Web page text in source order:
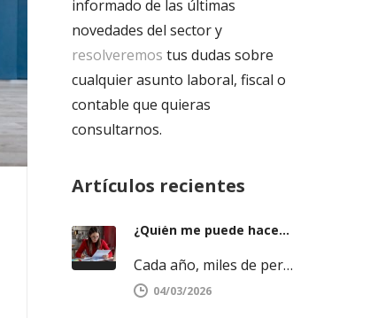
informado de las últimas
novedades del sector y
resolveremos tus dudas sobre
cualquier asunto laboral, fiscal o
contable que quieras
consultarnos.
Artículos recientes
¿Quién me puede hacer la declaración de la renta y cómo elegir bien?
Cada año, miles de personas se hacen la misma pregunta cuando se acerca la campaña del IRPF. Saber quién puede…
04/03/2026